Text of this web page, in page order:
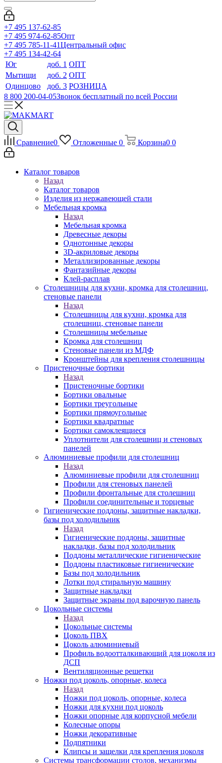
+7 495 137-62-85
+7 495 974-62-85Опт
+7 495 785-11-41Центральный офис
+7 495 134-42-64
Юг
доб. 1 ОПТ
Мытищи
доб. 2 ОПТ
Одинцово
доб. 3 РОЗНИЦА
8 800 200-04-05Звонок бесплатный по всей России
Сравнение0 Отложенные 0 Корзина0 0
Каталог товаров
Назад
Каталог товаров
Изделия из нержавеющей стали
Мебельная кромка
Назад
Мебельная кромка
Древесные декоры
Однотонные декоры
3D-акриловые декоры
Металлизированные декоры
Фантазийные декоры
Клей-расплав
Столешницы для кухни, кромка для столешниц,
стеновые панели
Назад
Столешницы для кухни, кромка для
столешниц, стеновые панели
Столешницы мебельные
Кромка для столешниц
Стеновые панели из МДФ
Кронштейны для крепления столешницы
Пристеночные бортики
Назад
Пристеночные бортики
Бортики овальные
Бортики треугольные
Бортики прямоугольные
Бортики квадратные
Бортики самоклеящиеся
Уплотнители для столешниц и стеновых
панелей
Алюминиевые профили для столешниц
Назад
Алюминиевые профили для столешниц
Профили для стеновых панелей
Профили фронтальные для столешниц
Профили соединительные и торцевые
Гигиенические поддоны, защитные накладки,
базы под холодильник
Назад
Гигиенические поддоны, защитные
накладки, базы под холодильник
Поддоны металлические гигиенические
Поддоны пластиковые гигиенические
Базы под холодильник
Лотки под стиральную машину
Защитные накладки
Защитные экраны под варочную панель
Цокольные системы
Назад
Цокольные системы
Цоколь ПВХ
Цоколь алюминиевый
Профиль водоотталкивающий для цоколя из
ДСП
Вентиляционные решетки
Ножки под цоколь, опорные, колеса
Назад
Ножки под цоколь, опорные, колеса
Ножки для кухни под цоколь
Ножки опорные для корпусной мебели
Колесные опоры
Ножки декоративные
Подпятники
Клипсы и защелки для крепления цоколя
Системы трансформации столов, механизмы